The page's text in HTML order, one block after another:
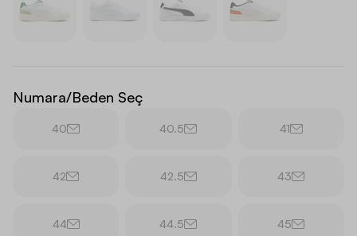
Numara/Beden Seç
40 40.5 41
42 42.5 43
44 44.5 45